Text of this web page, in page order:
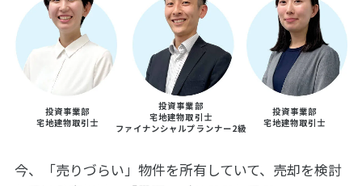
投資事業部
宅地建物取引士
投資事業部
宅地建物取引士
ファイナンシャルプランナー2級
投資事業部
宅地建物取引士
今、「売りづらい」物件を所有していて、売却を検討